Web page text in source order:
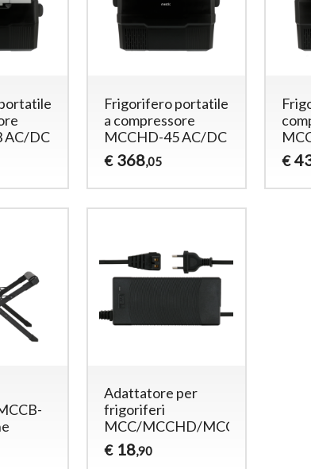
AC/DC
Frigorifero portatile
a compressore
MCCHD-45 AC/DC
€ 368,05
€
Adattatore per
frigoriferi
MCC/MCCHD/MCCA
€ 18,90